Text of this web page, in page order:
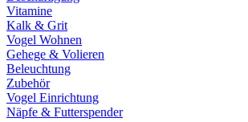
Vitamine
Kalk & Grit
Vogel Wohnen
Gehege & Volieren
Beleuchtung
Zubehör
Vogel Einrichtung
Näpfe & Futterspender